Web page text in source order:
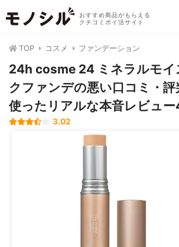
おすすめ商品がもらえる
クチコミポイ活サイト
TOP コスメ ファンデーション
24h cosme 24 ミネラルモイ
クファンデの悪い口コミ・評
使ったリアルな本音レビュー
3.02